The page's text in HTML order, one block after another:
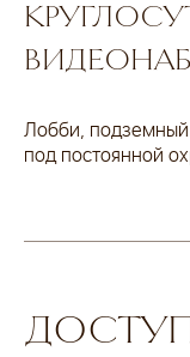
Лобби, подземный
под постоянной